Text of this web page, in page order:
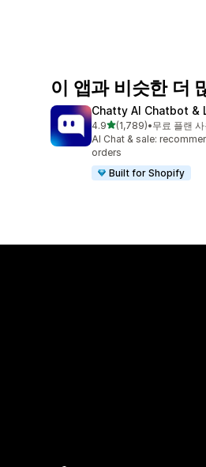
이 앱과 비슷한 더
Chatty AI Chatbot &
4.9별 5개 중
(1,789)
총 리뷰 1789개
•무료 플랜
AI Chat & sale:
orders
Built for Shopify